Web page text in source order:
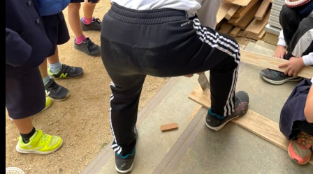
メ
イ
ン
ン
テ
ン
ツ
へ